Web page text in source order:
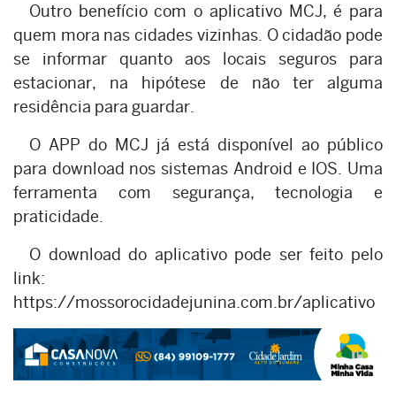
Outro benefício com o aplicativo MCJ, é para
quem mora nas cidades vizinhas. O cidadão pode
se informar quanto aos locais seguros para
estacionar, na hipótese de não ter alguma
residência para guardar.
O APP do MCJ já está disponível ao público
para download nos sistemas Android e IOS. Uma
ferramenta com segurança, tecnologia e
praticidade.
O download do aplicativo pode ser feito pelo
link:
https://mossorocidadejunina.com.br/aplicativo